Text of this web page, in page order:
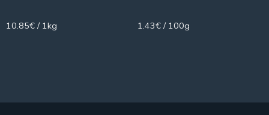
10.85€ / 1kg 1.43€ / 100g